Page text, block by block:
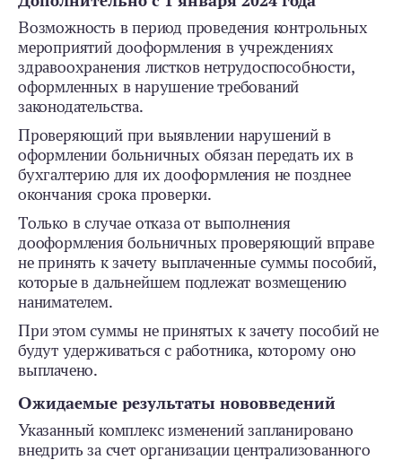
Возможность в период проведения контрольных
мероприятий дооформления в учреждениях
здравоохранения листков нетрудоспособности,
оформленных в нарушение требований
законодательства.
Проверяющий при выявлении нарушений в
оформлении больничных обязан передать их в
бухгалтерию для их дооформления не позднее
окончания срока проверки.
Только в случае отказа от выполнения
дооформления больничных проверяющий вправе
не принять к зачету выплаченные суммы пособий,
которые в дальнейшем подлежат возмещению
нанимателем.
При этом суммы не принятых к зачету пособий не
будут удерживаться с работника, которому оно
выплачено.
Ожидаемые результаты нововведений
Указанный комплекс изменений запланировано
внедрить за счет организации централизованного